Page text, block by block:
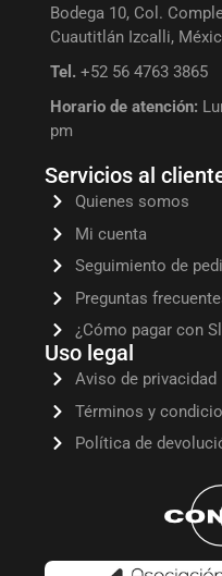
Bodega 10, Col.
Cuautitlán Izcalli,
Tel. +52 56 4763 3865
Horario de atención:
pm
Servicios al
Quienes somos
Mi cuenta
Seguimiento de
Preguntas
¿Cómo pagar con
Uso legal
Aviso de privacidad
Términos y
Política de